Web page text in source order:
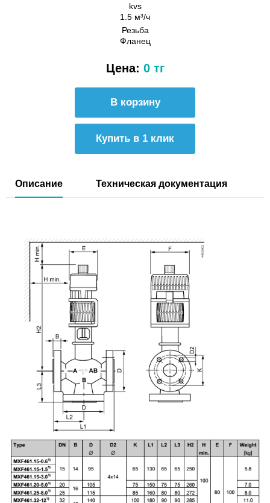
kvs
1.5 м³/ч
Резьба
Фланец
Цена: 0 тг
Купить в 1 клик
Описание Техническая документация